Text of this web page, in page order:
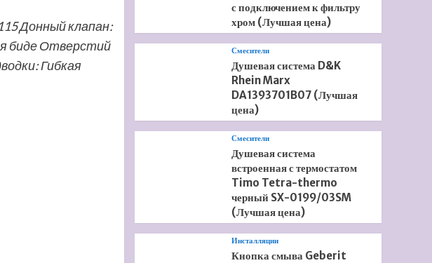
Донный клапан:
биде Отверстий
Гибкая
с подключением к фильтру
хром (Лучшая цена)
Смесители
Душевая система D&K
Rhein Marx
DA1393701B07 (Лучшая
цена)
Смесители
Душевая система
встроенная с термостатом
Timo Tetra-thermo
черный SX-0199/03SM
(Лучшая цена)
Инсталляции
Кнопка смыва Geberit